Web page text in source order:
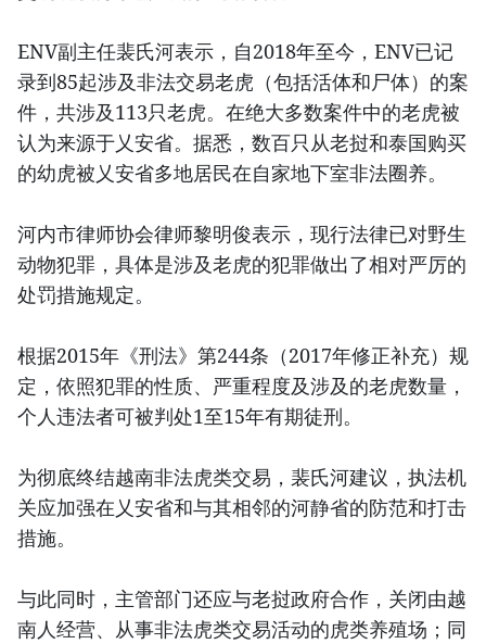
ENV副主任裴氏河表示，自2018年至今，ENV已记
录到85起涉及非法交易老虎（包括活体和尸体）的案
件，共涉及113只老虎。在绝大多数案件中的老虎被
认为来源于乂安省。据悉，数百只从老挝和泰国购买
的幼虎被乂安省多地居民在自家地下室非法圈养。
河内市律师协会律师黎明俊表示，现行法律已对野生
动物犯罪，具体是涉及老虎的犯罪做出了相对严厉的
处罚措施规定。
根据2015年《刑法》第244条（2017年修正补充）规
定，依照犯罪的性质、严重程度及涉及的老虎数量，
个人违法者可被判处1至15年有期徒刑。
为彻底终结越南非法虎类交易，裴氏河建议，执法机
关应加强在乂安省和与其相邻的河静省的防范和打击
措施。
与此同时，主管部门还应与老挝政府合作，关闭由越
南人经营、从事非法虎类交易活动的虎类养殖场；同